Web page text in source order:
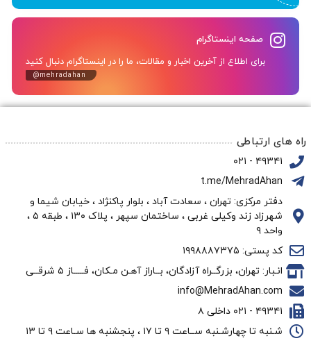
صفحه اینستاگرام
برای اطلاع از آخرین اخبار و مقالات، ما را در اینستاگرام دنبال کنید
@mehradahan
راه های ارتباطی
۴۹۳۴۱ - ۰۲۱
t.me/MehradAhan
دفتر مرکزی: تهران ، سعادت آباد ، بلوار پاکنژاد ، خیابان شیما و
شهرزاد زند وکیلی غربی ، ساختمان سپهر ، پلاک ۱۳۰ ، طبقه ۵ ،
واحد ۹
کد پستی: ۱۹۹۸۸۸۷۳۷۵
انـبار: تهران، بزرگــراه آزادگان، بــاراز آهـن مـکان، فـــــاز ۵ شرقــی
info@MehradAhan.com
۴۹۳۴۱ - ۰۲۱ داخلی ۸
شـنبه تا چهارشـنبه ســاعت ۹ تا ۱۷ ، پنجشنبه ها سـاعت ۹ تا ۱۳